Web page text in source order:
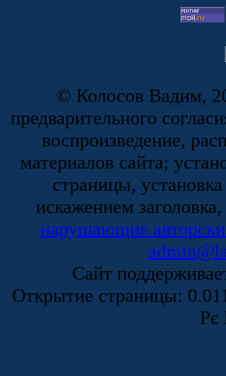
© Колосов Вадим,
предварительного
воспроизведение,
материалов сайта;
страницы,
искажением
нарушающие
Сайт
Открытие страницы:
Рє